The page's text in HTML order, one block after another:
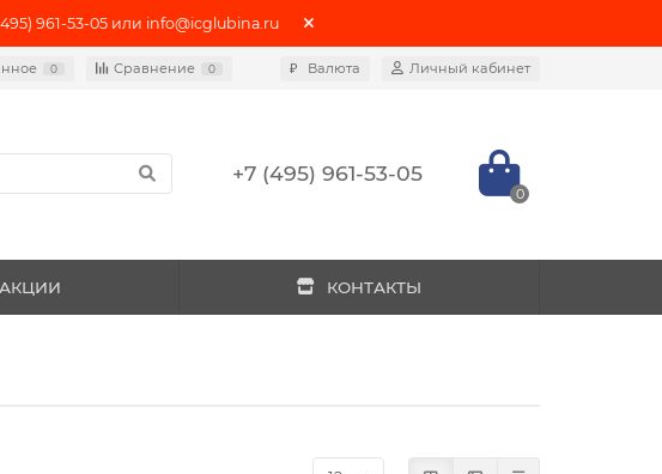
961-53-05 или info@icglubina.ru
0 Сравнение 0 ₽ Валюта Личный кабинет
+7 (495) 961-53-05
0
АКЦИИ КОНТАКТЫ